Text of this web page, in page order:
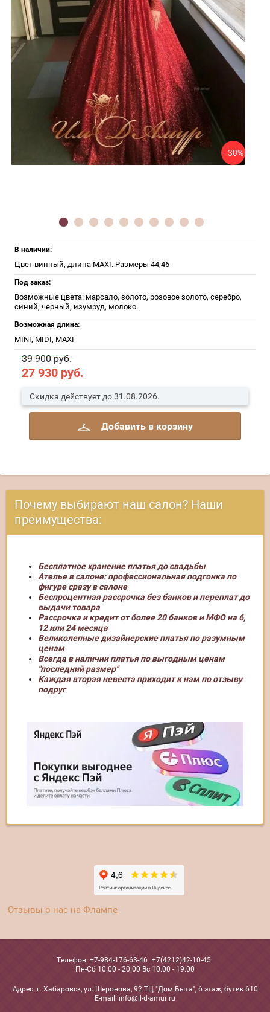
- 30%
В наличии:
Цвет винный, длина MAXI. Размеры 44,46
Под заказ:
Возможные цвета: марсало, золото, розовое золото, серебро,
синий, черный, изумруд, молоко.
Возможная длина:
MINI, MIDI, MAXI
39 900 руб.
Скидка действует до 31.08.2026.
27 930 руб.
Добавить в корзину
Почему выбирают наш салон? Наши
преимущества:
Бесплатное хранение платья до свадьбы
Ателье в салоне: профессиональная подгонка по
фигуре сразу в салоне
Беспроцентная рассрочка без банков и переплат до
выдачи товара
Рассрочка и кредит от более 20 банков и МФО на 6,
12 или 24 месяца
Великолепные дизайнерские платья по разумным
ценам
Всегда в наличии платья по выгодным ценам
"последний размер"
Каждая вторая невеста приходит к нам по отзыву
подруг
Отзывы о нас на Флампе
Телефон: +7-984-176-63-46 +7(4212)42-10-45
Пн-Сб 10.00 - 20.00 Вс 10.00 - 19.00
Адрес: г. Хабаровск, ул. Шеронова, 92 ТЦ "Дом Быта", 6 этаж, бутик 610
Е-mail: info@il-d-amur.ru